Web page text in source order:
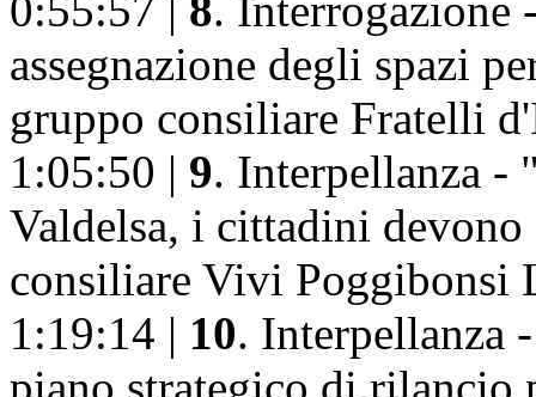
assegnazione degli spazi
gruppo consiliare Fratelli
1:05:50 | 9. Interpellanza -
Valdelsa, i cittadini devono
consiliare Vivi Poggibonsi
1:19:14 | 10. Interpellanza
piano strategico di rilancio